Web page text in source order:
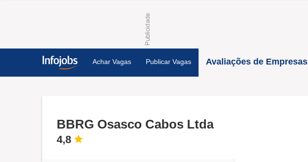
Achar Vagas Publicar Vagas Avaliações de Empresas
BBRG Osasco Cabos Ltda
4,8